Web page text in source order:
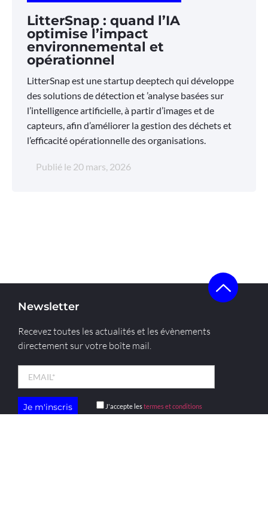
LitterSnap : quand l’IA
optimise l’impact
environnemental et
opérationnel
LitterSnap est une startup deeptech qui développe
des solutions de détection et ’analyse basées sur
l’intelligence artificielle, à partir d’images et de
capteurs, afin d’améliorer la gestion des déchets et
l’efficacité opérationnelle des organisations.
Publié le 20 mars, 2026
Newsletter
Recevez toutes les actualités et les évènements
directement sur votre boîte mail.
J'accepte lestermes et conditions